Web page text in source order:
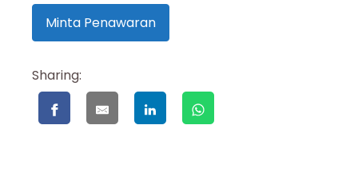
Minta Penawaran
Sharing: